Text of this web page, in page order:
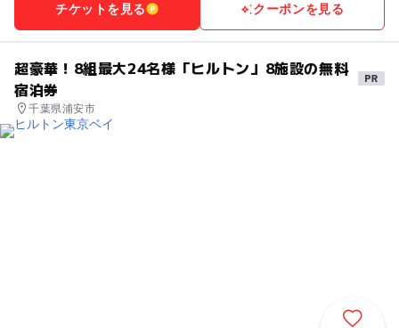
チケットを見る クーポンを見る
超豪華！8組最大24名様「ヒルトン」8施設の無料
宿泊券
千葉県浦安市